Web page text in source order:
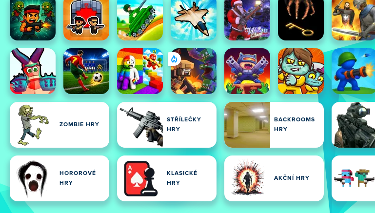
ZOMBIE HRY
STŘÍLEČKY
HRY
BACKROOMS
HRY
HOROROVÉ
HRY
KLASICKÉ
HRY
AKČNÍ HRY